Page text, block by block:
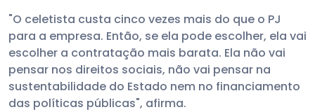
"O celetista custa cinco vezes mais do que o PJ
para a empresa. Então, se ela pode escolher, ela vai
escolher a contratação mais barata. Ela não vai
pensar nos direitos sociais, não vai pensar na
sustentabilidade do Estado nem no financiamento
das políticas públicas", afirma.